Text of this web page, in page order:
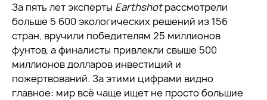
За пять лет эксперты Earthshotрассмотрели
больше 5 600 экологических решений из 156
стран, вручили победителям 25 миллионов
фунтов, а финалисты привлекли свыше 500
миллионов долларов инвестиций и
пожертвований. За этими цифрами видно
главное: мир всё чаще ищет не просто большие